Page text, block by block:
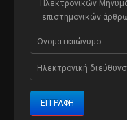
Ηλεκτρονικών
επιστημονικών